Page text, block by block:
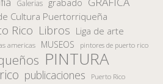
Galerias grabado
Cultura Puertorriqueña
Rico Libros Liga de arte
americas MUSEOS pintores de puerto rico
PINTURA
publicaciones Puerto Rico